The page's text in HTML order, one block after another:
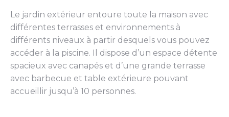
Le jardin extérieur entoure toute la maison avec
différentes terrasses et environnements à
différents niveaux à partir desquels vous pouvez
accéder à la piscine. Il dispose d’un espace détente
spacieux avec canapés et d’une grande terrasse
avec barbecue et table extérieure pouvant
accueillir jusqu’à 10 personnes.